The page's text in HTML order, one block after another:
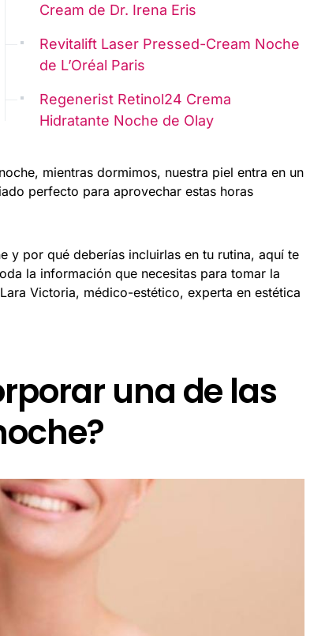
Cream de Dr. Irena Eris
Revitalift Laser Pressed-Cream Noche
de L’Oréal Paris
Regenerist Retinol24 Crema
Hidratante Noche de Olay
mientras dormimos, nuestra piel entra en un
perfecto para aprovechar estas horas
y por qué deberías incluirlas en tu rutina, aquí te
la información que necesitas para tomar la
Victoria, médico-estético, experta en estética
una de las